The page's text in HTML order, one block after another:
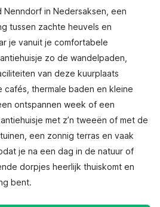
Nenndorf in Nedersaksen, een
tussen zachte heuvels en
je vanuit je comfortabele
zo de wandelpaden,
van deze kuurplaats
thermale baden en kleine
ontspannen week of een
met z’n tweeën of met de
een zonnig terras en vaak
je na een dag in de natuur of
dorpjes heerlijk thuiskomt en
bent.